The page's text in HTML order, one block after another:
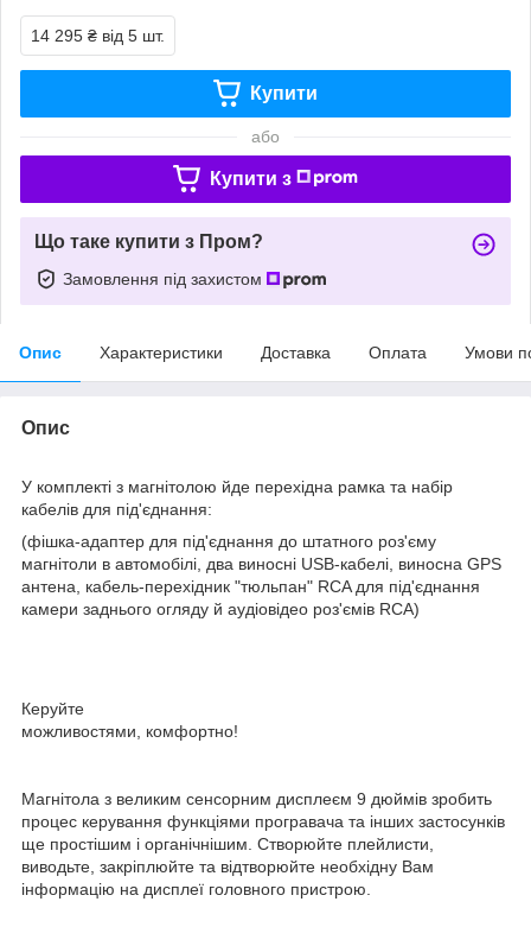
14 295 ₴ від 5 шт.
Купити
або
Купити з
Що таке купити з Пром?
Замовлення під захистом
Опис Характеристики Доставка Оплата Умови
Опис
У комплекті з магнітолою йде перехідна рамка та набір
кабелів для під'єднання:
(фішка-адаптер для під'єднання до штатного роз'єму
магнітоли в автомобілі, два виносні USB-кабелі, виносна GPS
антена, кабель-перехідник "тюльпан" RCA для під'єднання
камери заднього огляду й аудіовідео роз'ємів RCA)
Керуйте
можливостями, комфортно!
Магнітола з великим сенсорним дисплеєм 9 дюймів зробить
процес керування функціями програвача та інших застосунків
ще простішим і органічнішим. Створюйте плейлисти,
виводьте, закріплюйте та відтворюйте необхідну Вам
інформацію на дисплеї головного пристрою.